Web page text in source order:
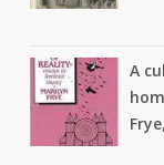
A
Frye,